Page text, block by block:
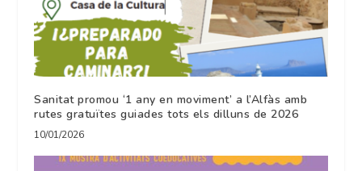
Sanitat promou ‘1 any en moviment’ a l’Alfàs amb
rutes gratuïtes guiades tots els dilluns de 2026
10/01/2026